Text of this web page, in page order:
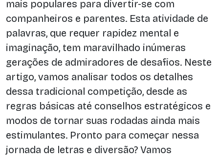
mais populares para divertir-se com
companheiros e parentes. Esta atividade de
palavras, que requer rapidez mental e
imaginação, tem maravilhado inúmeras
gerações de admiradores de desafios. Neste
artigo, vamos analisar todos os detalhes
dessa tradicional competição, desde as
regras básicas até conselhos estratégicos e
modos de tornar suas rodadas ainda mais
estimulantes. Pronto para começar nessa
jornada de letras e diversão? Vamos